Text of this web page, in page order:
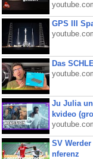
GPS III
Das
Ju Julia
kvideo
SV
nferenz